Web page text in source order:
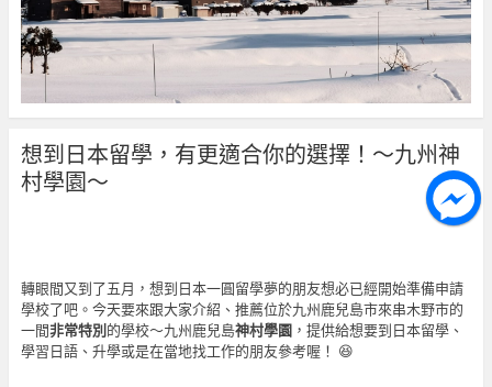
想到日本留學，有更適合你的選擇！～九州神
村學園～
轉眼間又到了五月，想到日本一圓留學夢的朋友想必已經開始準備申請
學校了吧。今天要來跟大家介紹、推薦位於九州鹿兒島市來串木野市的
一間非常特別的學校～九州鹿兒島神村學園，提供給想要到日本留學、
學習日語、升學或是在當地找工作的朋友參考喔！ 😆